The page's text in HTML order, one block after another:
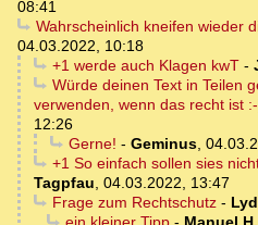
08:41
Wahrscheinlich kneifen wieder
04.03.2022, 10:18
+1 werde auch Klagen kwT-
Würde deinen Text in Teilen
verwenden, wenn das recht ist
12:26
Gerne! - Geminus,
+1 So einfach sollen sies
Tagpfau, 04.03.2022, 13:47
Frage zum Rechtschutz-